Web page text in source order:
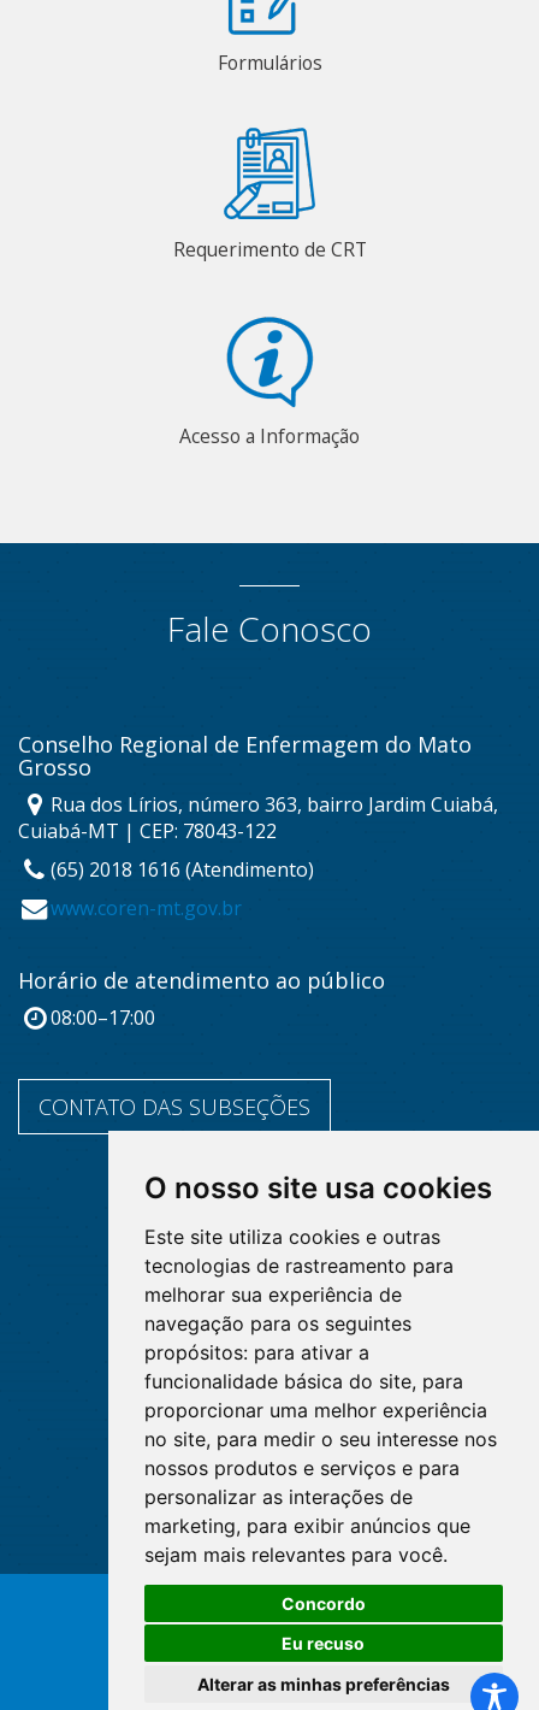
O nosso site usa cookies
Este site utiliza cookies e outras
tecnologias de rastreamento para
melhorar sua experiência de
navegação para os seguintes
propósitos: para ativar a
funcionalidade básica do site, para
proporcionar uma melhor experiência
no site, para medir o seu interesse nos
nossos produtos e serviços e para
personalizar as interações de
marketing, para exibir anúncios que
sejam mais relevantes para você.
Concordo
Eu recuso
Alterar as minhas preferências
Formulários
Requerimento de CRT
Acesso a Informação
Fale Conosco
Conselho Regional de Enfermagem do Mato
Grosso
Rua dos Lírios, número 363, bairro Jardim Cuiabá,
Cuiabá-MT | CEP: 78043-122
(65) 2018 1616 (Atendimento)
www.coren-mt.gov.br
Horário de atendimento ao público
08:00–17:00
CONTATO DAS SUBSEÇÕES
© Copyright 2026 - Cofen/CORENs